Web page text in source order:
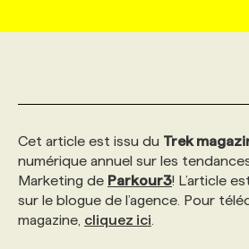
AFFAIRES DE L'INDUSTRIE
INITIATIVES NUMÉRIQUES
PRIX ET DISTINCTIONS
WEB & MÉDIAS SOCIAUX
MARKETING DURABLE
GEO/SEO
INFOLETTRE PUBLICITÉ
ANNONCEZ AVEC NOUS
CONSULTER LA
PROFIL ENTREPRISE
FAQ
VOIR LES OFFRES
PROFIL CANDIDAT
FAQ
ANNONCEZ AVEC NOUS
NOS FORMATIONS EN LIGNE
NOS PARCOURS DE
FORMATIONS
CHASSE DE TÊTE
SERVICE DE CHASSE DE
NOS TARIFS
Cet article est issu du Trek
numérique annuel sur les
Marketing de Parkour3! L’article
sur le blogue de l’agence. Pour
magazine, cliquez ici